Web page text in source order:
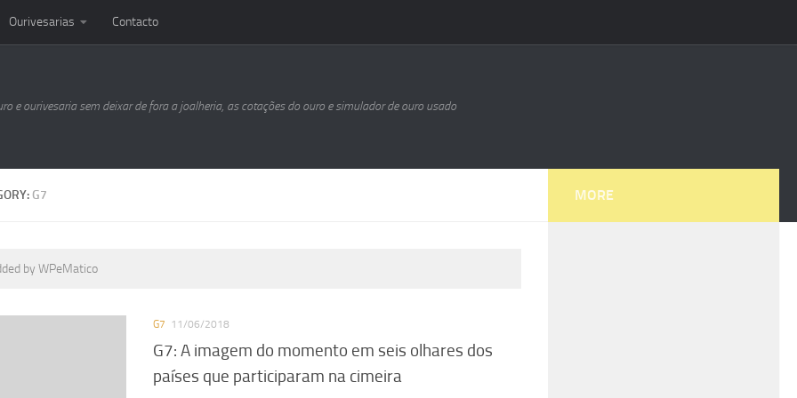
Ourivesarias Contacto
e ourivesaria sem deixar de fora a joalheria, as cotações do ouro e simulador de ouro usado
G7
by WPeMatico
G7 11/06/2018
G7: A imagem do momento em seis olhares dos
países que participaram na cimeira
MORE